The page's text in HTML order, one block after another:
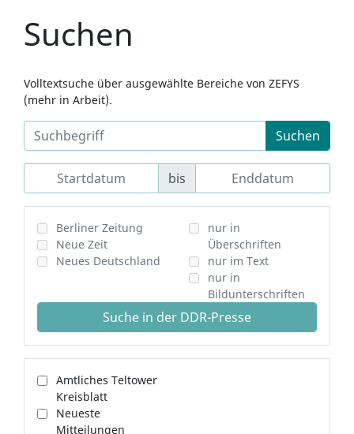
Suchen
Volltextsuche über ausgewählte Bereiche von ZEFYS
(mehr in Arbeit).
Suchen
bis
Berliner Zeitung
Neue Zeit
Neues Deutschland
nur in
Überschriften
nur im Text
nur in
Bildunterschriften
Suche in der DDR-Presse
Amtliches Teltower
Kreisblatt
Neueste
Mitteilungen